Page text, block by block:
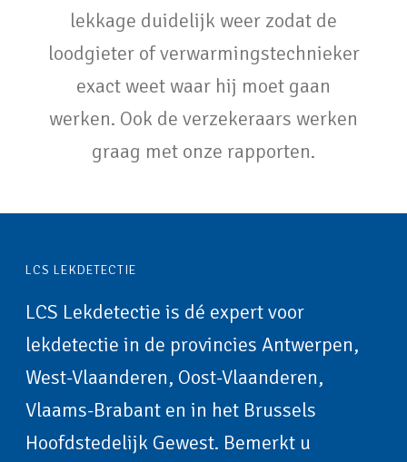
lekkage duidelijk weer zodat de
loodgieter of verwarmingstechnieker
exact weet waar hij moet gaan
werken. Ook de verzekeraars werken
graag met onze rapporten.
LCS LEKDETECTIE
LCS Lekdetectie is dé expert voor
lekdetectie in de provincies Antwerpen,
West-Vlaanderen, Oost-Vlaanderen,
Vlaams-Brabant en in het Brussels
Hoofdstedelijk Gewest. Bemerkt u